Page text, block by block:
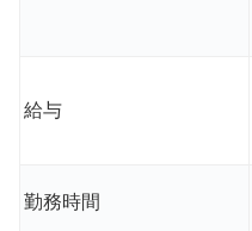
給与
勤務時間